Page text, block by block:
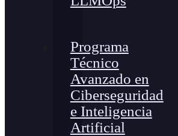
Programa
Técnico
Avanzado en
Ciberseguridad
e Inteligencia
Artificial